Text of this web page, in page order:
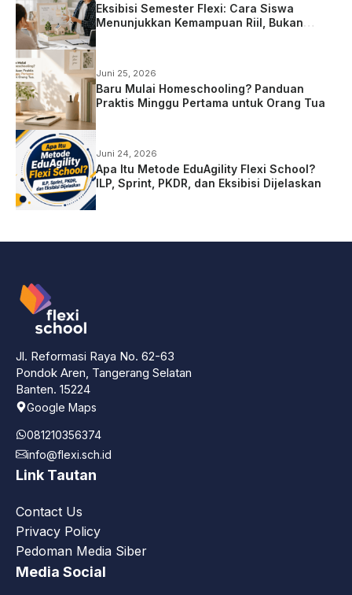
Eksibisi Semester Flexi: Cara Siswa
Menunjukkan Kemampuan Riil, Bukan
Juni 25, 2026
Baru Mulai Homeschooling? Panduan
Praktis Minggu Pertama untuk Orang Tua
Juni 24, 2026
Apa Itu Metode EduAgility Flexi School?
ILP, Sprint, PKDR, dan Eksibisi Dijelaskan
Jl. Reformasi Raya No. 62-63
Pondok Aren, Tangerang Selatan
Banten. 15224
Google Maps
081210356374
info@flexi.sch.id
Link Tautan
Contact Us
Privacy Policy
Pedoman Media Siber
Media Social